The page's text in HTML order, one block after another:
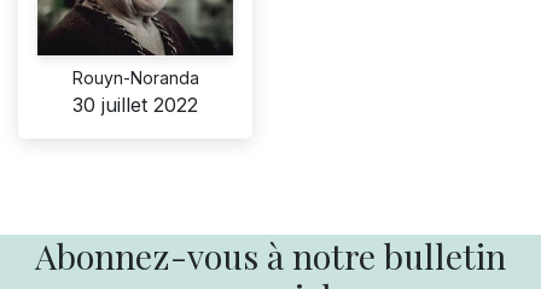
Rouyn-Noranda
30 juillet 2022
Abonnez-vous à notre bulletin